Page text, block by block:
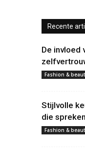
Recente
De invloed
Fashion &
Stijlvolle
die
Fashion &